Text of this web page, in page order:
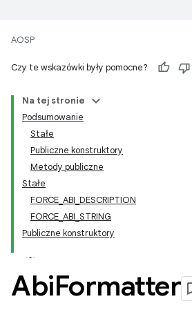
AOSP
Czy te wskazówki były pomocne?
Na tej stronie
Podsumowanie
Stałe
Publiczne konstruktory
Metody publiczne
Stałe
FORCE_ABI_DESCRIPTION
FORCE_ABI_STRING
Publiczne konstruktory
AbiFormatter